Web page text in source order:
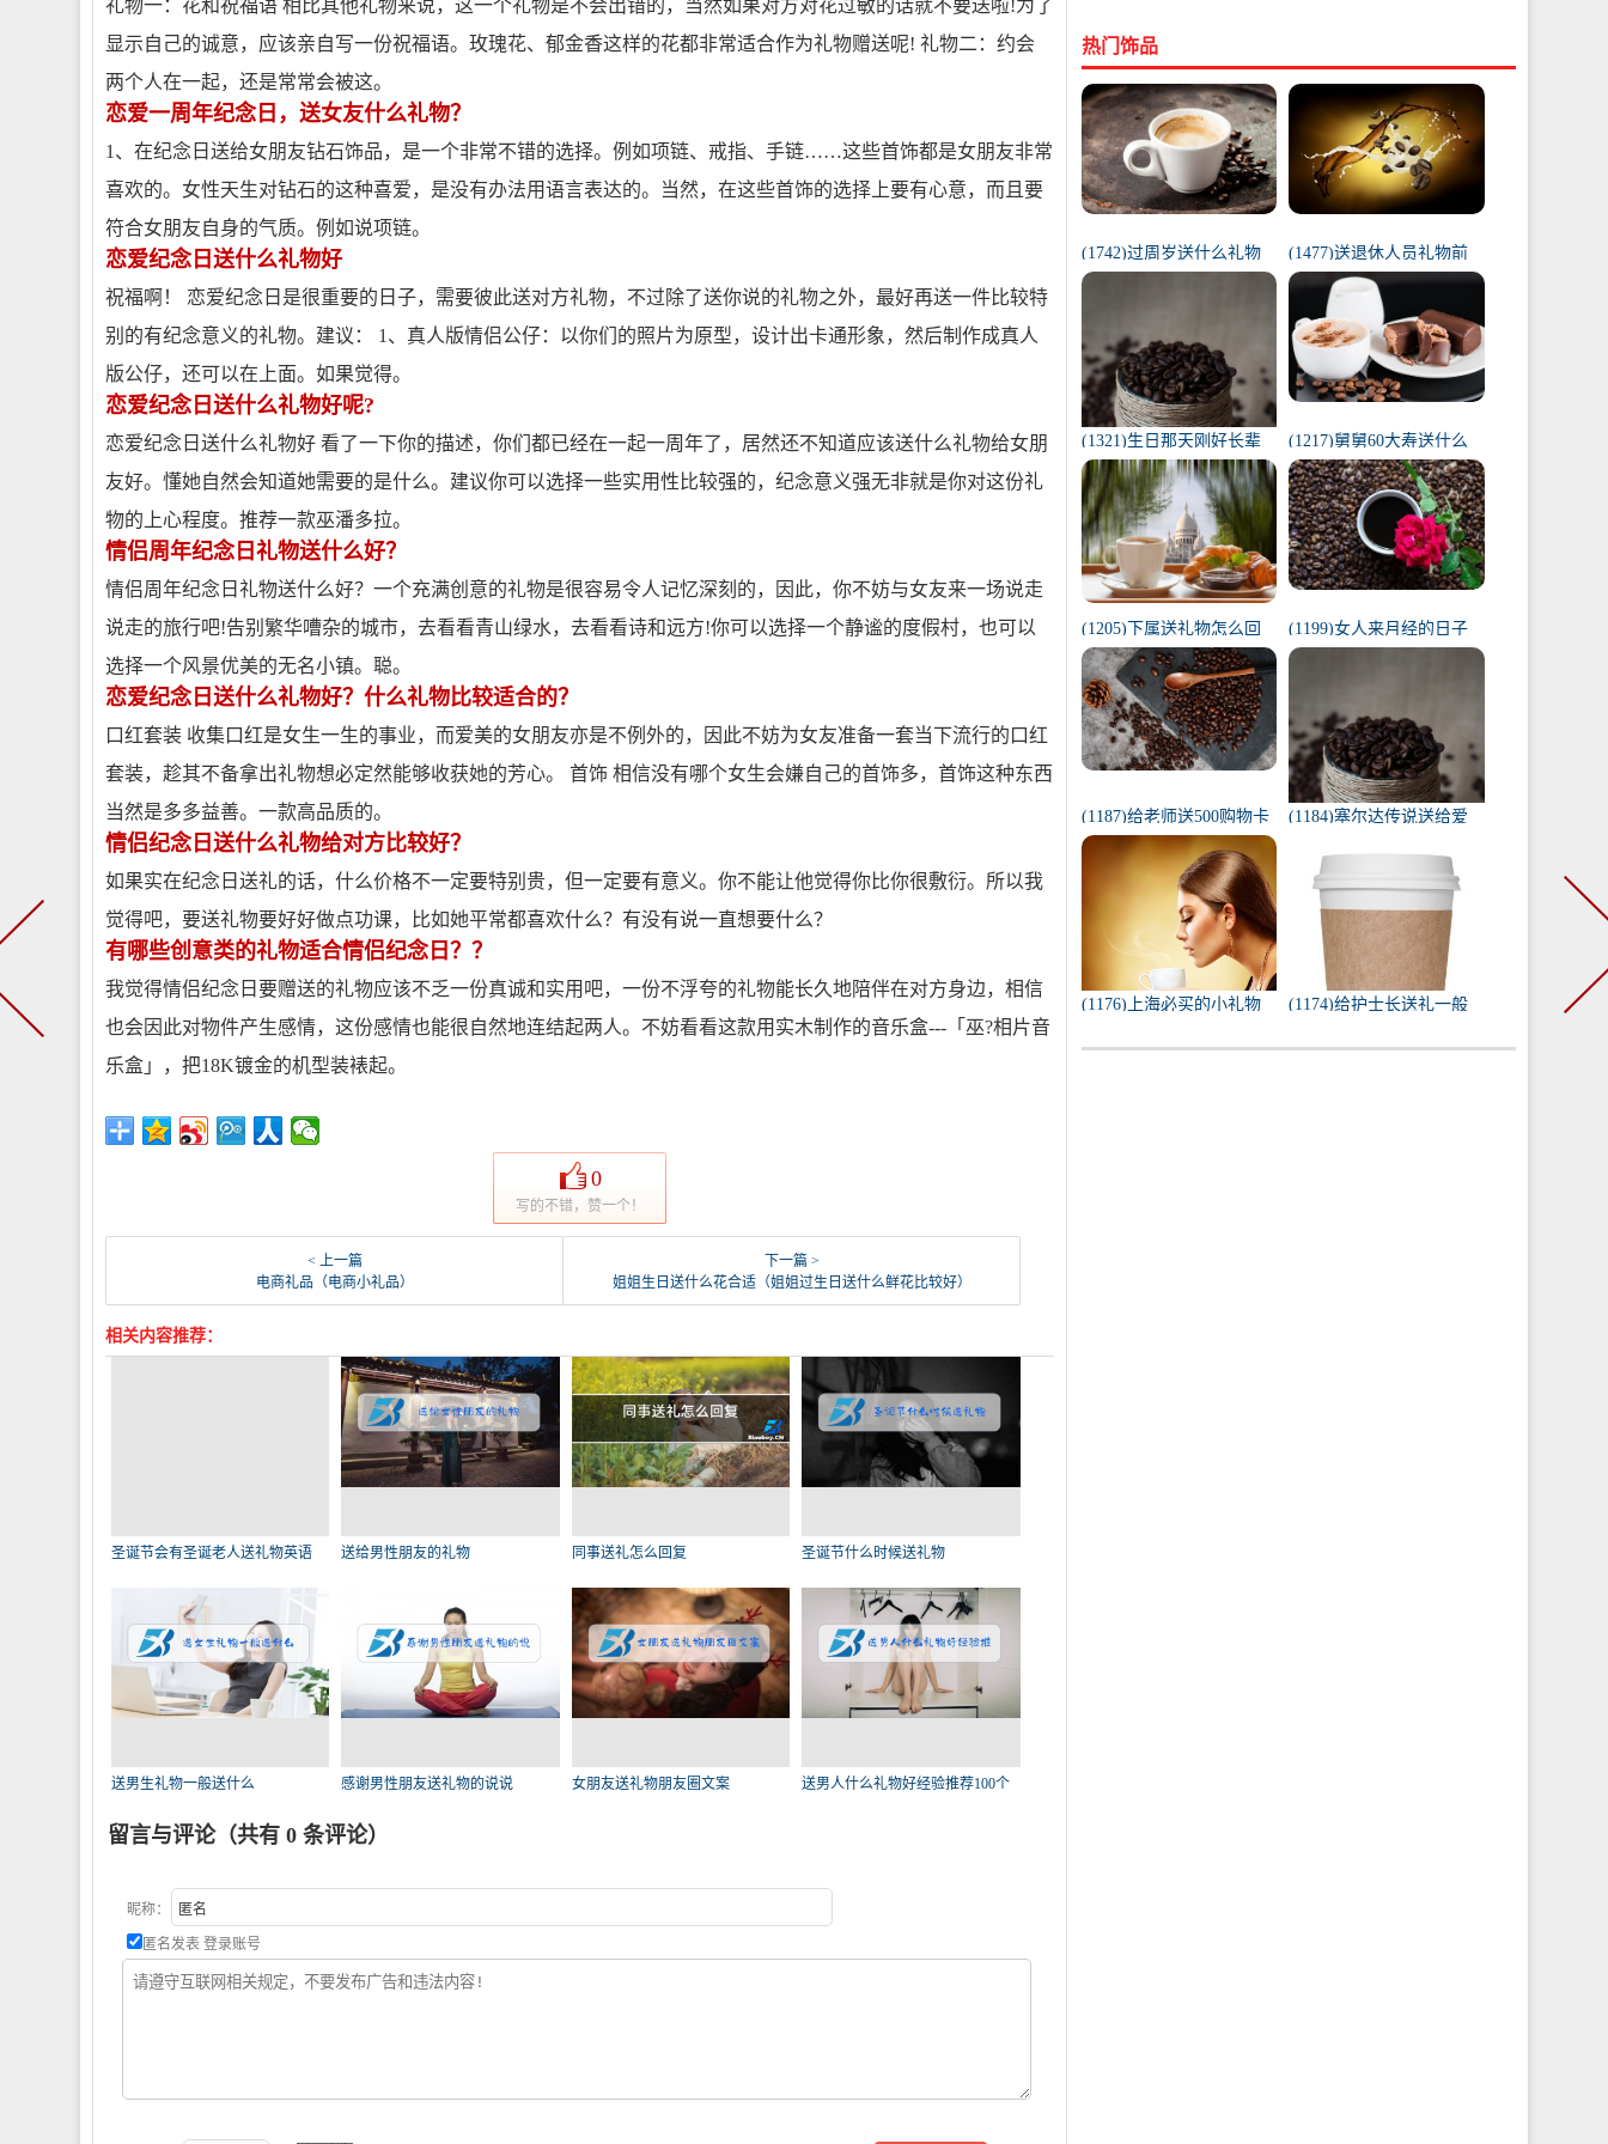
礼物一：花和祝福语 相比其他礼物来说，这一个礼物是不会出错的，当然如果对方对花过敏的话就不要送啦!为了
显示自己的诚意，应该亲自写一份祝福语。玫瑰花、郁金香这样的花都非常适合作为礼物赠送呢! 礼物二：约会
两个人在一起，还是常常会被这。
恋爱一周年纪念日，送女友什么礼物？
1、在纪念日送给女朋友钻石饰品，是一个非常不错的选择。例如项链、戒指、手链……这些首饰都是女朋友非常
喜欢的。女性天生对钻石的这种喜爱，是没有办法用语言表达的。当然，在这些首饰的选择上要有心意，而且要
符合女朋友自身的气质。例如说项链。
恋爱纪念日送什么礼物好
祝福啊！ 恋爱纪念日是很重要的日子，需要彼此送对方礼物，不过除了送你说的礼物之外，最好再送一件比较特
别的有纪念意义的礼物。建议： 1、真人版情侣公仔：以你们的照片为原型，设计出卡通形象，然后制作成真人
版公仔，还可以在上面。如果觉得。
恋爱纪念日送什么礼物好呢?
恋爱纪念日送什么礼物好 看了一下你的描述，你们都已经在一起一周年了，居然还不知道应该送什么礼物给女朋
友好。懂她自然会知道她需要的是什么。建议你可以选择一些实用性比较强的，纪念意义强无非就是你对这份礼
物的上心程度。推荐一款巫潘多拉。
情侣周年纪念日礼物送什么好？
情侣周年纪念日礼物送什么好？一个充满创意的礼物是很容易令人记忆深刻的，因此，你不妨与女友来一场说走
说走的旅行吧!告别繁华嘈杂的城市，去看看青山绿水，去看看诗和远方!你可以选择一个静谧的度假村，也可以
选择一个风景优美的无名小镇。聪。
恋爱纪念日送什么礼物好？什么礼物比较适合的？
口红套装 收集口红是女生一生的事业，而爱美的女朋友亦是不例外的，因此不妨为女友准备一套当下流行的口红
套装，趁其不备拿出礼物想必定然能够收获她的芳心。 首饰 相信没有哪个女生会嫌自己的首饰多，首饰这种东西
当然是多多益善。一款高品质的。
情侣纪念日送什么礼物给对方比较好？
如果实在纪念日送礼的话，什么价格不一定要特别贵，但一定要有意义。你不能让他觉得你比你很敷衍。所以我
觉得吧，要送礼物要好好做点功课，比如她平常都喜欢什么？有没有说一直想要什么？
有哪些创意类的礼物适合情侣纪念日？？
我觉得情侣纪念日要赠送的礼物应该不乏一份真诚和实用吧，一份不浮夸的礼物能长久地陪伴在对方身边，相信
也会因此对物件产生感情，这份感情也能很自然地连结起两人。不妨看看这款用实木制作的音乐盒---「巫?相片音
乐盒」，把18K镀金的机型装裱起。
0
写的不错，赞一个！
< 上一篇
电商礼品（电商小礼品）
下一篇 >
姐姐生日送什么花合适（姐姐过生日送什么鲜花比较好）
相关内容推荐：
圣诞节会有圣诞老人送礼物英语 送给男性朋友的礼物 同事送礼怎么回复 圣诞节什么时候送礼物
送男生礼物一般送什么 感谢男性朋友送礼物的说说 女朋友送礼物朋友圈文案 送男人什么礼物好经验推荐100个
留言与评论（共有 0 条评论）
昵称：
匿名发表 登录账号
热门饰品
(1742)过周岁送什么礼物
好（1岁宝宝礼物排行榜）
(1477)送退休人员礼物前
十件排名（工会退休纪念
品范围）
(1321)生日那天刚好长辈
去世（父亲在我生日去世
意味着）
(1217)舅舅60大寿送什么
礼物（舅舅60岁十大最佳
礼物排行榜）
(1205)下属送礼物怎么回
复（下属给我送礼我该如
何回复）
(1199)女人来月经的日子
代表什么（1一31日月经代
(1187)给老师送500购物卡
少吗（给老师送500还是
1000）
(1184)塞尔达传说送给爱
任务100只蚱蜢）
(1176)上海必买的小礼物
(1174)给护士长送礼一般
实用的东西）